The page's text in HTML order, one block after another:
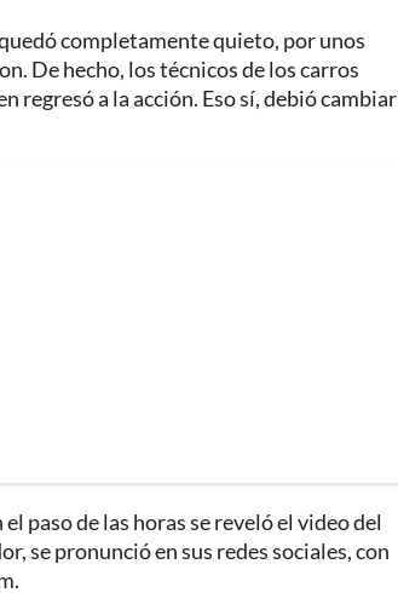
completamente quieto, por unos
De hecho, los técnicos de los carros
regresó a la acción. Eso sí, debió cambiar
paso de las horas se reveló el video del
se pronunció en sus redes sociales, con